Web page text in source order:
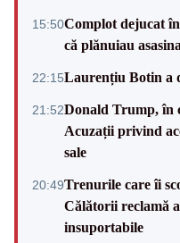
15:50Complot dejucat
că plănuiau
22:15Laurențiu Botin a
21:52Donald Trump, în
Acuzații privind
sale
20:49Trenurile care îi
Călătorii reclamă
insuportabile